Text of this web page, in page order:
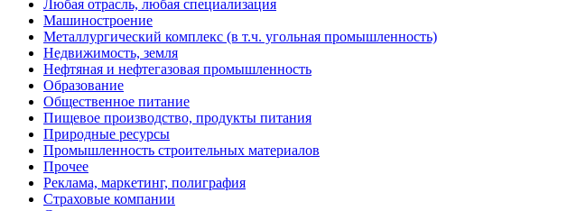
Любая отрасль, любая специализация
Машиностроение
Металлургический комплекс (в т.ч. угольная промышленность)
Недвижимость, земля
Нефтяная и нефтегазовая промышленность
Образование
Общественное питание
Пищевое производство, продукты питания
Природные ресурсы
Промышленность строительных материалов
Прочее
Реклама, маркетинг, полиграфия
Страховые компании